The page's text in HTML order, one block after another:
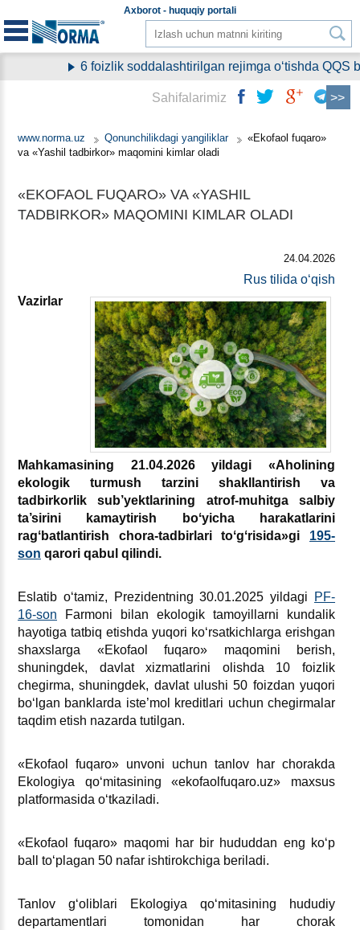
Aхborot - huquqiy portali
6 foizlik soddalashtirilgan rejimga oʻtishda QQS
www.norma.uz Qonunchilikdagi yangiliklar
«Ekofaol fuqaro»
va «Yashil tadbirkor» maqomini kimlar oladi
«EKOFAOL FUQARO» VA «YASHIL
TADBIRKOR» MAQOMINI KIMLAR OLADI
24.04.2026
Rus tilida oʻqish
Vazirlar
Mahkamasining 21.04.2026 yildagi «Aholining
ekologik turmush tarzini shakllantirish va
tadbirkorlik sub’yektlarining atrof-muhitga salbiy
ta’sirini kamaytirish boʻyicha harakatlarini
ragʻbatlantirish chora-tadbirlari toʻgʻrisida»gi 195-
son qarori qabul qilindi.
Eslatib oʻtamiz, Prezidentning 30.01.2025 yildagi
PF-
16-son Farmoni bilan ekologik tamoyillarni kundalik
hayotiga tatbiq etishda yuqori koʻrsatkichlarga erishgan
shaхslarga «Ekofaol fuqaro» maqomini berish,
shuningdek, davlat хizmatlarini olishda 10 foizlik
chegirma, shuningdek, davlat ulushi 50 foizdan yuqori
boʻlgan banklarda iste’mol kreditlari uchun chegirmalar
taqdim etish nazarda tutilgan.
«Ekofaol fuqaro» unvoni uchun tanlov har chorakda
Ekologiya qoʻmitasining «ekofaolfuqaro.uz» maхsus
platformasida oʻtkaziladi.
«Ekofaol fuqaro» maqomi har bir hududdan eng koʻp
ball toʻplagan 50 nafar ishtirokchiga beriladi.
Tanlov gʻoliblari Ekologiya qoʻmitasining hududiy
departamentlari tomonidan har chorak
Sahifalarimiz